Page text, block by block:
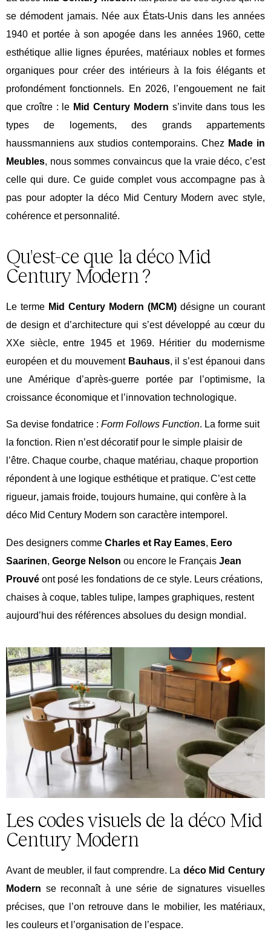
se démodent jamais. Née aux États-Unis dans les années
1940 et portée à son apogée dans les années 1960, cette
esthétique allie lignes épurées, matériaux nobles et formes
organiques pour créer des intérieurs à la fois élégants et
profondément fonctionnels. En 2026, l’engouement ne fait
que croître : le Mid Century Modern s’invite dans tous les
types de logements, des grands appartements
haussmanniens aux studios contemporains. Chez Made in
Meubles, nous sommes convaincus que la vraie déco, c’est
celle qui dure. Ce guide complet vous accompagne pas à
pas pour adopter la déco Mid Century Modern avec style,
cohérence et personnalité.
Qu'est-ce que la déco Mid
Century Modern ?
Le terme Mid Century Modern (MCM) désigne un courant
de design et d’architecture qui s’est développé au cœur du
XXe siècle, entre 1945 et 1969. Héritier du modernisme
européen et du mouvement Bauhaus, il s’est épanoui dans
une Amérique d’après-guerre portée par l’optimisme, la
croissance économique et l’innovation technologique.
Sa devise fondatrice : Form Follows Function. La forme suit
la fonction. Rien n’est décoratif pour le simple plaisir de
l’être. Chaque courbe, chaque matériau, chaque proportion
répondent à une logique esthétique et pratique. C’est cette
rigueur, jamais froide, toujours humaine, qui confère à la
déco Mid Century Modern son caractère intemporel.
Des designers comme Charles et Ray Eames, Eero
Saarinen, George Nelson ou encore le Français Jean
Prouvé ont posé les fondations de ce style. Leurs créations,
chaises à coque, tables tulipe, lampes graphiques, restent
aujourd’hui des références absolues du design mondial.
Les codes visuels de la déco Mid
Century Modern
Avant de meubler, il faut comprendre. La déco Mid Century
Modern se reconnaît à une série de signatures visuelles
précises, que l’on retrouve dans le mobilier, les matériaux,
les couleurs et l’organisation de l’espace.